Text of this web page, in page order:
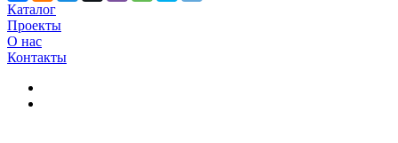
Каталог
Проекты
О нас
Контакты